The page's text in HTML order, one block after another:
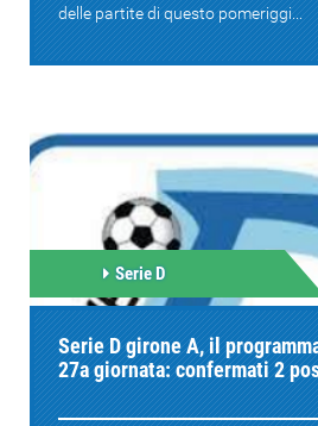
delle partite di questo pomeriggi...
Serie D
Serie D girone A, il
27a giornata: confermati 2